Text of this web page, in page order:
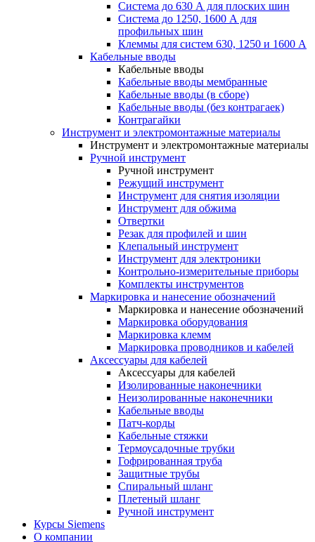
Система до 630 А для плоских шин
Система до 1250, 1600 А для
профильных шин
Клеммы для систем 630, 1250 и 1600 А
Кабельные вводы
Кабельные вводы
Кабельные вводы мембранные
Кабельные вводы (в сборе)
Кабельные вводы (без контрагаек)
Контрагайки
Инструмент и электромонтажные материалы
Инструмент и электромонтажные материалы
Ручной инструмент
Ручной инструмент
Режущий инструмент
Инструмент для снятия изоляции
Инструмент для обжима
Отвертки
Резак для профилей и шин
Клепальный инструмент
Инструмент для электроники
Контрольно-измерительные приборы
Комплекты инструментов
Маркировка и нанесение обозначений
Маркировка и нанесение обозначений
Маркировка оборудования
Маркировка клемм
Маркировка проводников и кабелей
Аксессуары для кабелей
Аксессуары для кабелей
Изолированные наконечники
Неизолированные наконечники
Кабельные вводы
Патч-корды
Кабельные стяжки
Термоусадочные трубки
Гофрированная труба
Защитные трубы
Спиральный шланг
Плетеный шланг
Ручной инструмент
Курсы Siemens
О компании